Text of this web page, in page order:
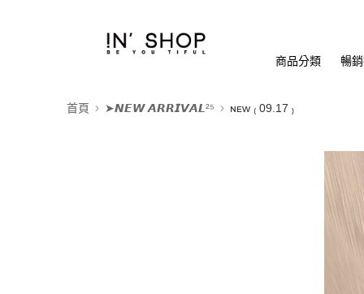
商品分類 暢
首頁 ➤𝙉𝙀𝙒 𝘼𝙍𝙍𝙄𝙑𝘼𝙇²⁵ ɴᴇᴡ ₍ 09.17 ₎